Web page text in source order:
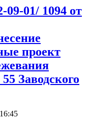
01/ 1094 от
проект
Заводского